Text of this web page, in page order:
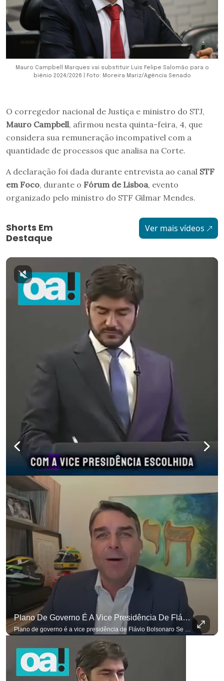
Mauro Campbell Marques vai substituir Luis Felipe Salomão para o
biênio 2024/2026 | Foto: Moreira Mariz/Agência Senado
O corregedor nacional de Justiça e ministro do STJ,
Mauro Campbell, afirmou nesta quinta-feira, 4, que
considera sua remuneração incompatível com a
quantidade de processos que analisa na Corte.
A declaração foi dada durante entrevista ao canal STF
em Foco, durante o Fórum de Lisboa, evento
organizado pelo ministro do STF Gilmar Mendes.
Shorts Em
Destaque
Ver mais vídeos
Plano De Governo É A Vice Presidência De Flávio Bolsonaro
Plano de governo é a vice presidência de Flávio Bolsonaro Se você busca informação com credibilidade, inscreva-se agora e ative o